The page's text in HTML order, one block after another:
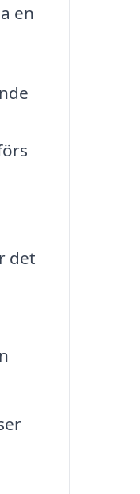
en
det